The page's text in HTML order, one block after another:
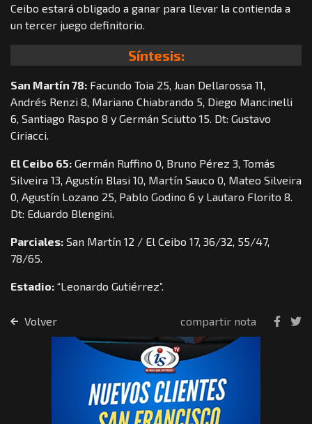
Ceibo estará obligado a ganar para llevar la contienda a
un tercer juego definitorio.
Síntesis:
San Martín 78: Facundo Toia 25, Juan Dellarossa 11,
Andrés Renzi 8, Mariano Chiabrando 5, Diego Mancinelli
6, Santiago Raspo 8 y Germán Sciutto 15. Dt: Gustavo
Ciriacci.
El Ceibo 65: Germán Ruffino 0, Bruno Pérez 3, Tomás
Silveira 13, Agustín Blasi 10, Martín Sauco 0, Mateo Silveira
0, Agustín Lozano 25, Pablo Godino 6 y Lautaro Florito 8.
Dt: Eduardo Blengini.
Parciales: San Martín 12 / El Ceibo 17, 36/32, 55/47,
78/65.
Estadio: “Leonardo Gutiérrez”.
Volver compartir nota